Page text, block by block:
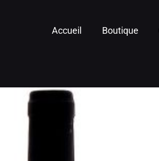
Accueil Boutique